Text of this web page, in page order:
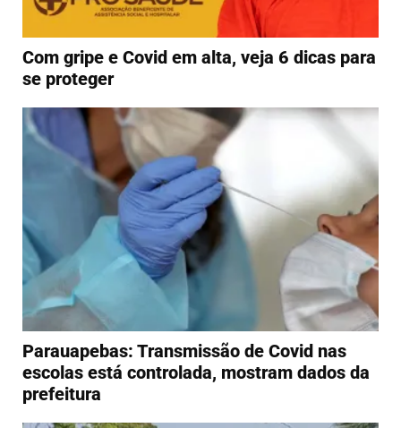
Com gripe e Covid em alta, veja 6 dicas para
se proteger
Parauapebas: Transmissão de Covid nas
escolas está controlada, mostram dados da
prefeitura